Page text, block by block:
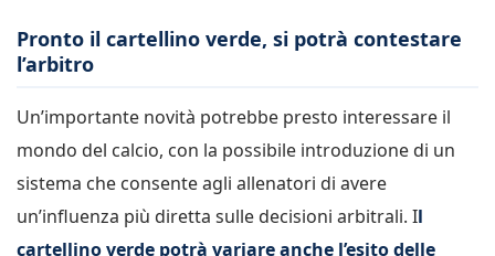
Pronto il cartellino verde, si potrà contestare
l’arbitro
Un’importante novità potrebbe presto interessare il
mondo del calcio, con la possibile introduzione di un
sistema che consente agli allenatori di avere
un’influenza più diretta sulle decisioni arbitrali. Il
cartellino verde potrà variare anche l’esito delle